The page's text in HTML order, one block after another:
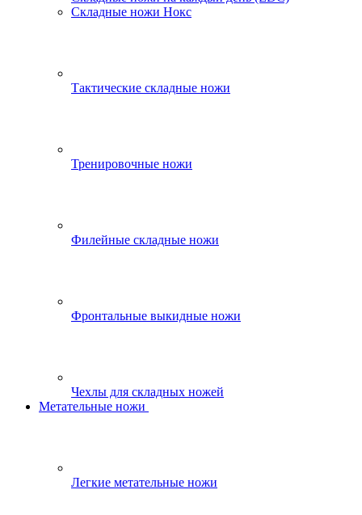
Складные ножи Нокс
Тактические складные ножи
Тренировочные ножи
Филейные складные ножи
Фронтальные выкидные ножи
Чехлы для складных ножей
Метательные ножи
Легкие метательные ножи